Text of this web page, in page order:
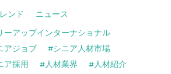
ンド ニュース
ーアップインターナショナル
アジョブ
シニア人材市場
ア採用
人材業界 人材紹介